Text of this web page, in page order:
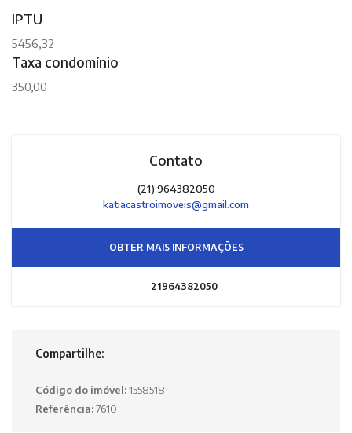
IPTU
5456,32
Taxa condomínio
350,00
Contato
(21) 964382050
katiacastroimoveis@gmail.com
OBTER MAIS INFORMAÇÕES
21964382050
Compartilhe:
Código do imóvel:1558518
Referência:7610